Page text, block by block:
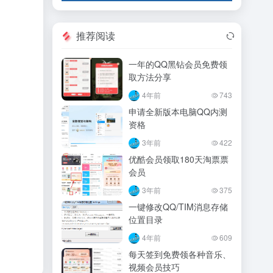
推荐阅读
一年的QQ黑钻会员免费领
取方法分享
4年前 743
申请全新版本电脑QQ内测
资格
3年前 422
优酷会员领取180天淘票票
会员
3年前 375
一键修改QQ/TIM消息存储
位置目录
4年前 609
每天签到免费领各种音乐、
视频会员技巧